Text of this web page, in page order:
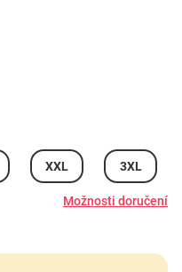
XXL 3XL
Možnosti doručení